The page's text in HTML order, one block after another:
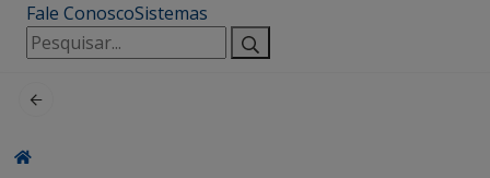
Fale ConoscoSistemas
Pesquisar
por: